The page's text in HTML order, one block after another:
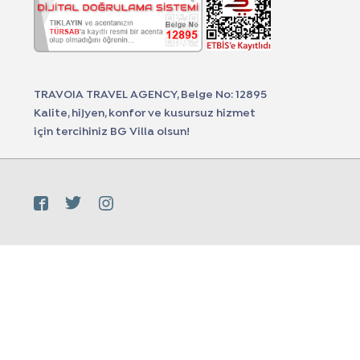
TRAVOIA TRAVEL AGENCY, Belge No: 12895
Kalite, hijyen, konfor ve kusursuz hizmet
için tercihiniz BG Villa olsun!